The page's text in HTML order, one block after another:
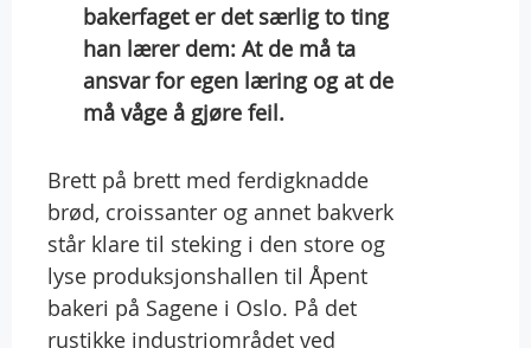
bakerfaget er det særlig to ting
han lærer dem: At de må ta
ansvar for egen læring og at de
må våge å gjøre feil.
Brett på brett med ferdigknadde
brød, croissanter og annet bakverk
står klare til steking i den store og
lyse produksjonshallen til Åpent
bakeri på Sagene i Oslo. På det
rustikke industriområdet ved